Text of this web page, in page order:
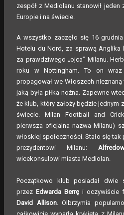
zespół z Mediolanu stanowił
Europie i na świecie.
A wszystko zaczęło się 16
Hotelu du Nord, za sprawą Anglika
za prawdziwego „ojca” Milanu.
roku w Nottingham. To on wraz
propagował we Włoszech
jaką była piłka nożna. Zapewne
że klub, który założy będzie jednym
świecie. Milan Football and
pierwsza oficjalna nazwa Milanu)
włoskiej społeczności. Stało się
prezydentowi Milanu:
wicekonsulowi miasta Mediolan.
Początkowo klub posiadał dwie
przez Edwarda Berrę i oczywiście
David Allison. Olbrzymia